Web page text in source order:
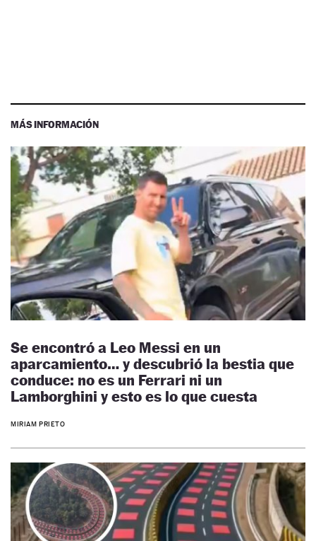
MÁS INFORMACIÓN
Se encontró a Leo Messi en un
aparcamiento… y descubrió la bestia que
conduce: no es un Ferrari ni un
Lamborghini y esto es lo que cuesta
MIRIAM PRIETO